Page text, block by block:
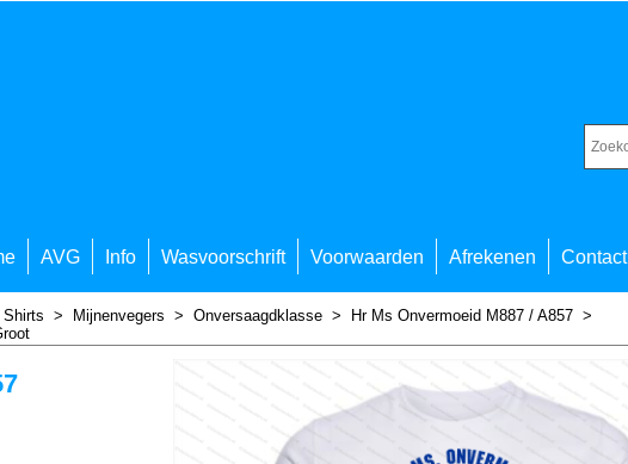
AVG Info Wasvoorschrift Voorwaarden Afrekenen Contact
Shirts > Mijnenvegers > Onversaagdklasse > Hr Ms Onvermoeid M887 / A857 >